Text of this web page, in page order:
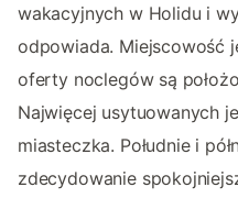
wakacyjnych w Holidu i
odpowiada. Miejscowość
oferty noclegów są
Najwięcej usytuowanych
miasteczka. Południe i
zdecydowanie